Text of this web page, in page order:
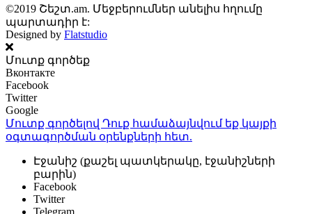
©2019 Շեշտ.am. Մեջբերումներ անելիս հղումը
պարտադիր է:
Designed by Flatstudio
Մուտք գործեք
Вконтакте
Facebook
Twitter
Google
Մուտք գործելով Դուք համաձայնվում եք կայքի
օգտագործման օրենքների հետ.
Էջանիշ (քաշել պատկերակը, էջանիշների
բարին)
Facebook
Twitter
Telegram